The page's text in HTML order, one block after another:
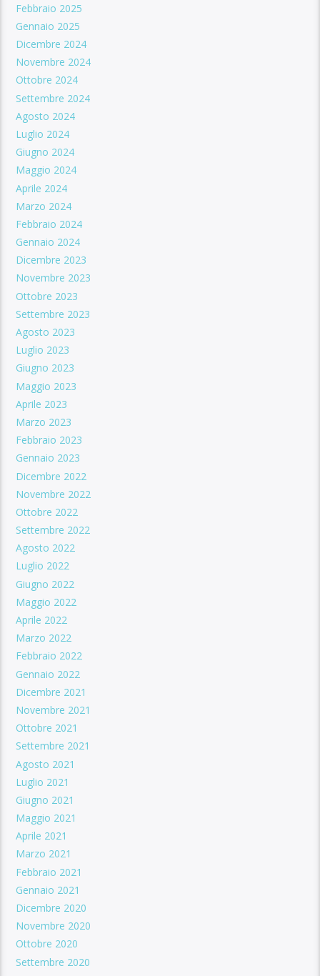
Febbraio 2025
Gennaio 2025
Dicembre 2024
Novembre 2024
Ottobre 2024
Settembre 2024
Agosto 2024
Luglio 2024
Giugno 2024
Maggio 2024
Aprile 2024
Marzo 2024
Febbraio 2024
Gennaio 2024
Dicembre 2023
Novembre 2023
Ottobre 2023
Settembre 2023
Agosto 2023
Luglio 2023
Giugno 2023
Maggio 2023
Aprile 2023
Marzo 2023
Febbraio 2023
Gennaio 2023
Dicembre 2022
Novembre 2022
Ottobre 2022
Settembre 2022
Agosto 2022
Luglio 2022
Giugno 2022
Maggio 2022
Aprile 2022
Marzo 2022
Febbraio 2022
Gennaio 2022
Dicembre 2021
Novembre 2021
Ottobre 2021
Settembre 2021
Agosto 2021
Luglio 2021
Giugno 2021
Maggio 2021
Aprile 2021
Marzo 2021
Febbraio 2021
Gennaio 2021
Dicembre 2020
Novembre 2020
Ottobre 2020
Settembre 2020